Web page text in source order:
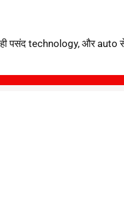
पसंद technology, और auto से